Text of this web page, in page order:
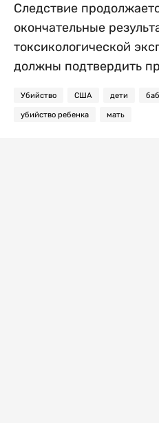
Следствие
окончательные
токсикологической
должны подтвердить
Убийство США дети
убийство ребенка мать